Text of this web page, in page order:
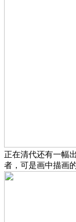
正在清代还有一幅
者，可是画中描画